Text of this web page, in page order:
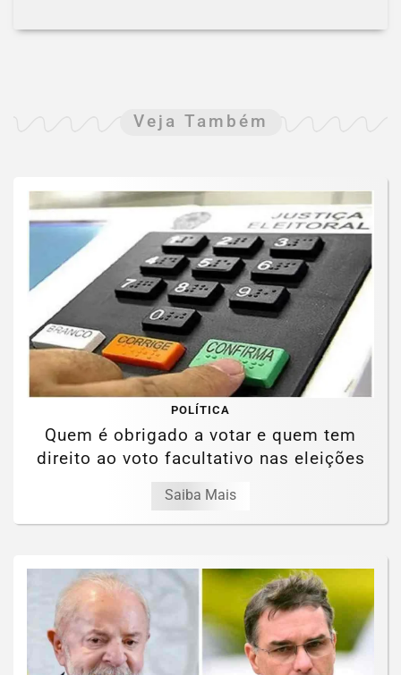
Veja Também
POLÍTICA
Quem é obrigado a votar e quem tem
direito ao voto facultativo nas eleições
Saiba Mais